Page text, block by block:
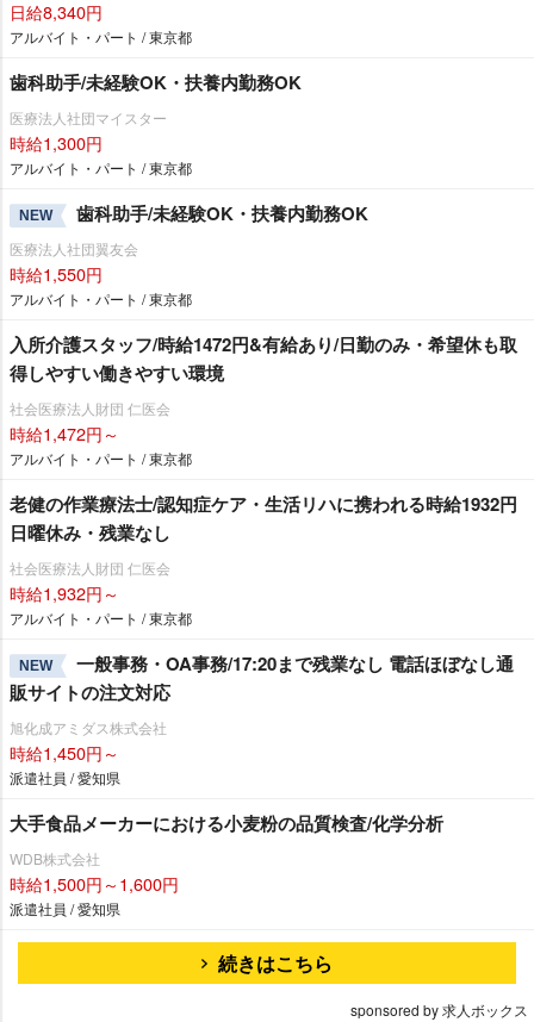
日給8,340円
アルバイト・パート / 東京都
歯科助手/未経験OK・扶養内勤務OK
医療法人社団マイスター
時給1,300円
アルバイト・パート / 東京都
NEW 歯科助手/未経験OK・扶養内勤務OK
医療法人社団翼友会
時給1,550円
アルバイト・パート / 東京都
入所介護スタッフ/時給1472円&有給あり/日勤のみ・希望休も取
得しやすい働きやすい環境
社会医療法人財団 仁医会
時給1,472円～
アルバイト・パート / 東京都
老健の作業療法士/認知症ケア・生活リハに携われる時給1932円
日曜休み・残業なし
社会医療法人財団 仁医会
時給1,932円～
アルバイト・パート / 東京都
NEW
一般事務・OA事務/17:20まで残業なし 電話ほぼなし通
販サイトの注文対応
旭化成アミダス株式会社
時給1,450円～
派遣社員 / 愛知県
大手食品メーカーにおける小麦粉の品質検査/化学分析
WDB株式会社
時給1,500円～1,600円
派遣社員 / 愛知県
続きはこちら
sponsored by 求人ボックス